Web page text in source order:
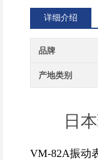
详细介绍
品牌
产地类别
日本
VM-82A振动